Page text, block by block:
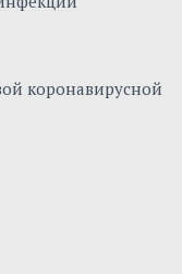
коронавирусной